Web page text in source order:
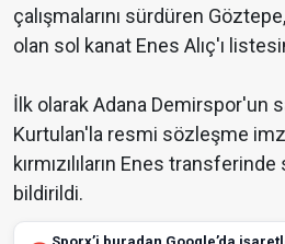
çalışmalarını sürdüren
olan sol kanat Enes Alıç'ı
İlk olarak Adana Demirspor'un
Kurtulan'la resmi sözleşme
kırmızılıların Enes
bildirildi.